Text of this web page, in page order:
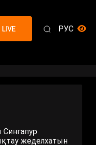
LIVE РУС
жеделхатын